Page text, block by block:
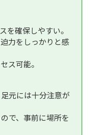
を確保しやすい。
力をしっかりと感
ス可能。
元には十分注意が
で、事前に場所を